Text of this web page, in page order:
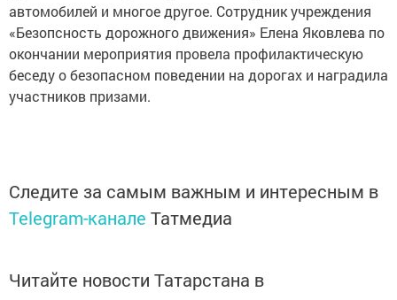
автомобилей и многое другое. Сотрудник учреждения
«Безопсность дорожного движения» Елена Яковлева по
окончании мероприятия провела профилактическую
беседу о безопасном поведении на дорогах и наградила
участников призами.
Следите за самым важным и интересным в
Telegram-канале Татмедиа
Читайте новости Татарстана в